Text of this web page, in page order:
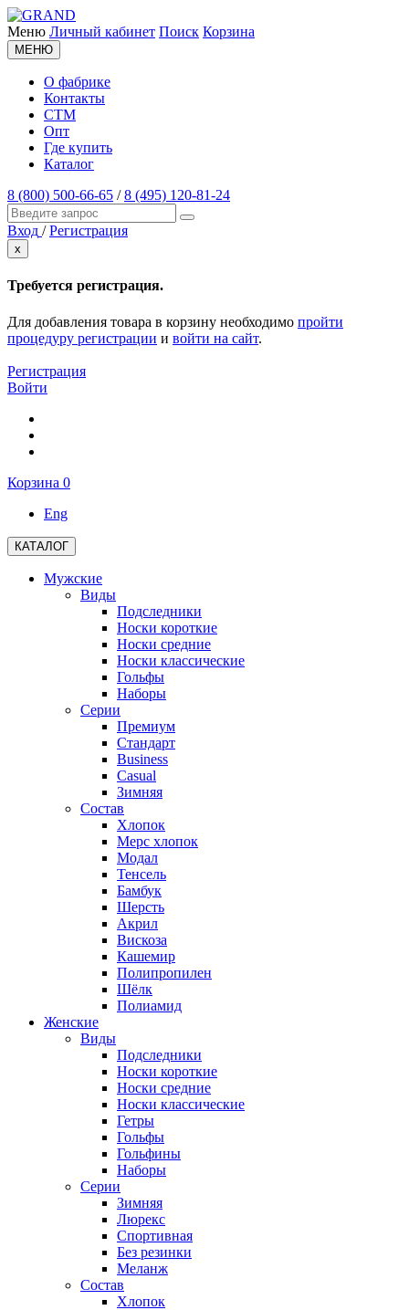
Меню Личный кабинет Поиск Корзина
МЕНЮ
О фабрике
Контакты
СТМ
Опт
Где купить
Каталог
8 (800) 500-66-65 /8 (495) 120-81-24
Вход / Регистрация
x
Требуется регистрация.
Для добавления товара в корзину необходимо пройти
процедуру регистрации и войти на сайт.
Регистрация
Войти
Корзина 0
Eng
КАТАЛОГ
Мужские
Виды
Подследники
Носки короткие
Носки средние
Носки классические
Гольфы
Наборы
Серии
Премиум
Стандарт
Business
Casual
Зимняя
Состав
Хлопок
Мерс хлопок
Модал
Тенсель
Бамбук
Шерсть
Акрил
Вискоза
Кашемир
Полипропилен
Шёлк
Полиамид
Женские
Виды
Подследники
Носки короткие
Носки средние
Носки классические
Гетры
Гольфы
Гольфины
Наборы
Серии
Зимняя
Люрекс
Спортивная
Без резинки
Меланж
Состав
Хлопок